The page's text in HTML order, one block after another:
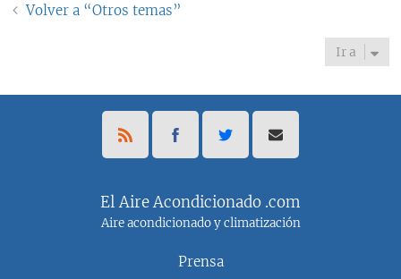
Volver a “Otros temas”
Ir a
El Aire Acondicionado .com
Aire acondicionado y climatización
Prensa